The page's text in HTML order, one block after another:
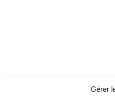
Gérer